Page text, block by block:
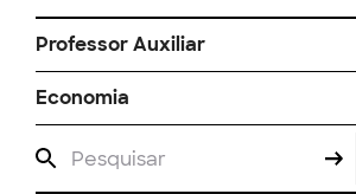
Professor Auxiliar
Economia